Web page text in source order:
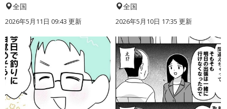
全国
2026年5月11日 09:43 更新
全国
2026年5月10日 17:35 更新